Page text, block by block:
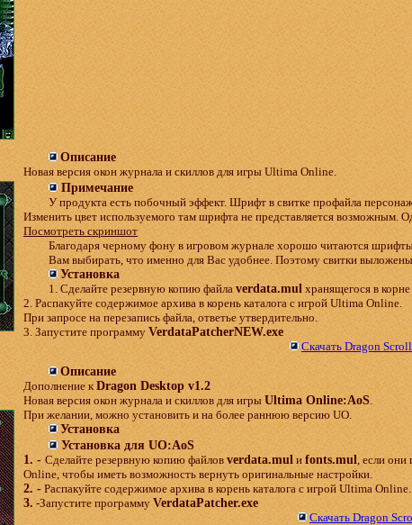
Описание
Новая версия окон журнала и скиллов для игры Ultima Online.
Примечание
У продукта есть побочный эффект. Шрифт в свитке профайла
Изменить цвет используемого там шрифта не представляется возможным.
Посмотреть скриншот
Благодаря черному фону в игровом журнале хорошо читаются
Вам выбирать, что именно для Вас удобнее. Поэтому свитки
Установка
1. Сделайте резервную копию файла verdata.mul хранящегося в
2. Распакуйте содержимое архива в корень каталога с игрой Ultima Online.
При запросе на перезапись файла, ответье утвердительно.
3. Запустите программу VerdataPatcherNEW.exe
Скачать Dragon
Описание
Дополнение к Dragon Desktop v1.2
Новая версия окон журнала и скиллов для игры Ultima Online:AoS.
При желании, можно установить и на более раннюю версию UO.
Установка
Установка для UO:AoS
1. - Сделайте резервную копию файлов verdata.mul и fonts.mul, если они
Online, чтобы иметь возможность вернуть оригинальные настройки.
2. - Распакуйте содержимое архива в корень каталога с игрой Ultima
3. -Запустите программу VerdataPatcher.exe
Скачать Dragon